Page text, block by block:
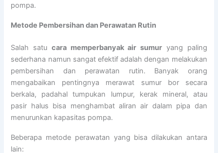
pompa.
Metode Pembersihan dan Perawatan Rutin
Salah satu cara memperbanyak air sumur yang paling
sederhana namun sangat efektif adalah dengan melakukan
pembersihan dan perawatan rutin. Banyak orang
mengabaikan pentingnya merawat sumur bor secara
berkala, padahal tumpukan lumpur, kerak mineral, atau
pasir halus bisa menghambat aliran air dalam pipa dan
menurunkan kapasitas pompa.
Beberapa metode perawatan yang bisa dilakukan antara
lain: